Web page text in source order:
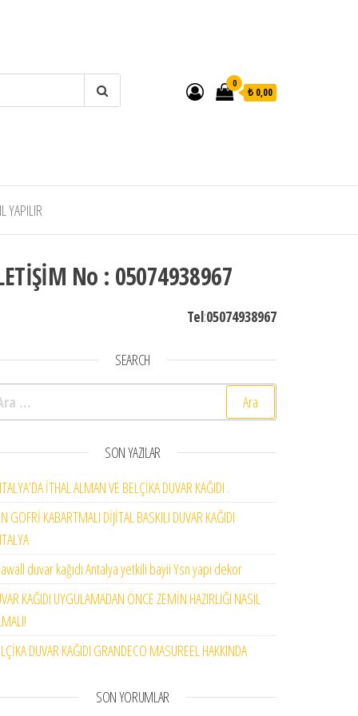
0
₺ 0,00
YAPILIR
No : 05074938967
Tel:05074938967
SEARCH
SON YAZILAR
İTHAL ALMAN VE BELÇİKA DUVAR KAĞIDI .
GOFRİ KABARTMALI DİJİTAL BASKILI DUVAR KAĞIDI
duvar kağıdı Antalya yetkili bayii Ysn yapı dekor
KAĞIDI UYGULAMADAN ÖNCE ZEMİN HAZIRLIĞI NASIL
DUVAR KAĞIDI GRANDECO MASUREEL HAKKINDA
SON YORUMLAR